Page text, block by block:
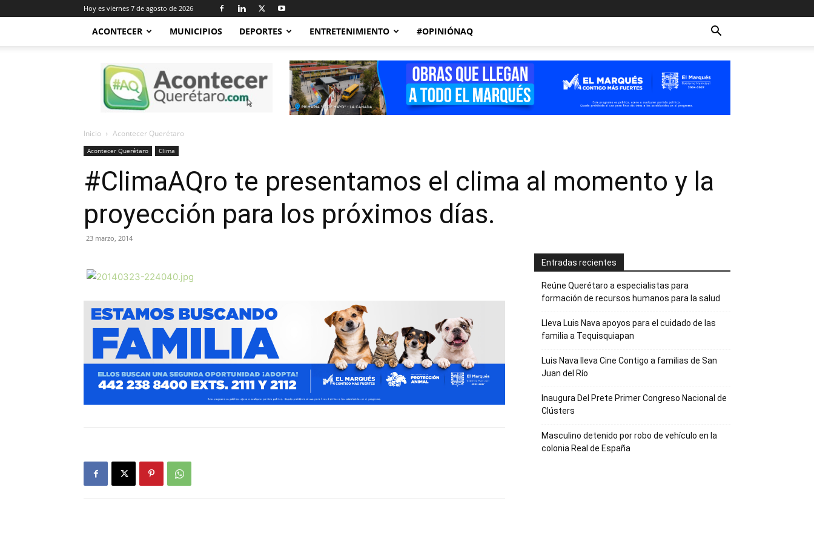
Hoy es viernes 7 de agosto de 2026
ACONTECER MUNICIPIOS DEPORTES ENTRETENIMIENTO #OPINIÓNAQ
Acontecer
Querétaro
Inicio Acontecer Querétaro
Acontecer Querétaro Clima
#ClimaAQro te presentamos el clima al momento y la
proyección para los próximos días.
23 marzo, 2014
Entradas recientes
Reúne Querétaro a especialistas para
formación de recursos humanos para la salud
Lleva Luis Nava apoyos para el cuidado de las
familia a Tequisquiapan
Luis Nava lleva Cine Contigo a familias de San
Juan del Río
Inaugura Del Prete Primer Congreso Nacional de
Clústers
Masculino detenido por robo de vehículo en la
colonia Real de España